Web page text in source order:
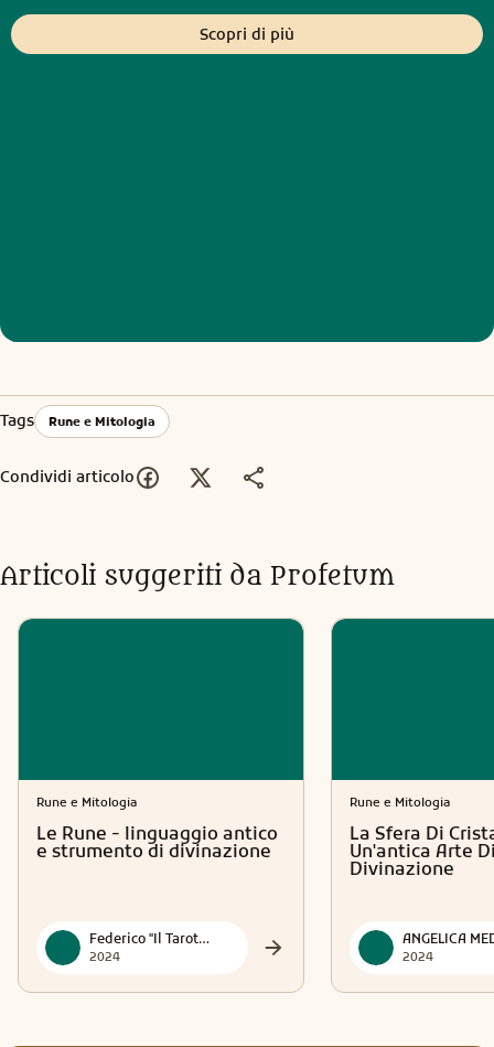
Scopri di più
Tags Rune e Mitologia
Condividi articolo
Articoli suggeriti da Profetum
Rune e Mitologia
Le Rune - linguaggio antico
e strumento di divinazione
Federico "Il Tarotmante"
2024
Rune e Mitologia
La Sfera Di
Un'antica Arte
Divinazione
ANGELICA
2024